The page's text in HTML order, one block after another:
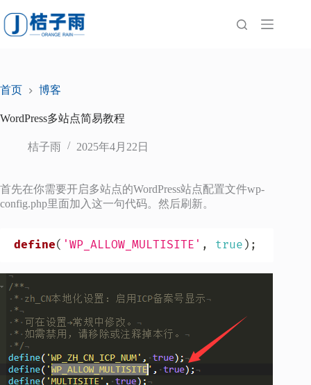
至
内
首页 博客
WordPress多站点简易教程
桔子雨 2025年4月22日
首先在你需要开启多站点的WordPress站点配置文件wp-
config.php里面加入这一句代码。然后刷新。
define( 'WP_ALLOW_MULTISITE' , true ) ;